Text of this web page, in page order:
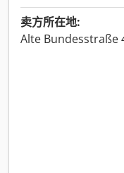
卖方所在地:
Alte Bundesstraße